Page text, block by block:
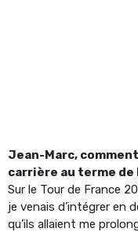
Jean-Marc,
carrière au terme de
Sur le Tour de France
je venais d’intégrer en
qu’ils allaient me